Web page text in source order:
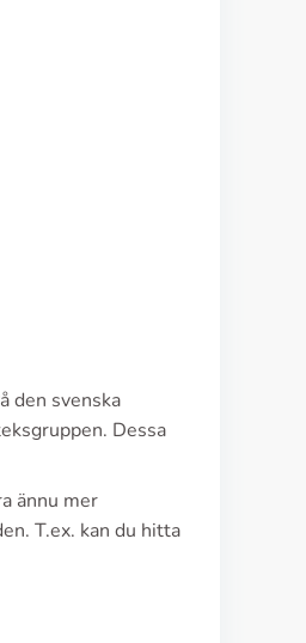
den svenska
Dessa
ännu mer
T.ex. kan du hitta